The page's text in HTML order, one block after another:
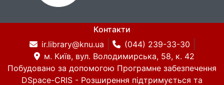
Контакти
ir.library@knu.ua
(044) 239-33-30
м. Київ, вул. Володимирська, 58, к. 42
Побудовано за допомогою Програмне забезпечення
DSpace-CRIS - Розширення підтримується та